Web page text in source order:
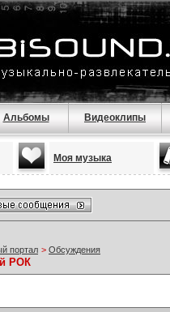
Альбомы Видеоклипы
Моя музыка
портал > Обсуждения
РОК